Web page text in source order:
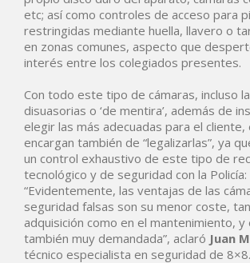
etc; así como controles de acceso para
restringidas mediante huella, llavero o
en zonas comunes, aspecto que
interés entre los colegiados presentes.
Con todo este tipo de cámaras, incluso
disuasorias o ‘de mentira’, además de
elegir las más adecuadas para el cliente,
encargan también de “legalizarlas”, ya
un control exhaustivo de este tipo de
tecnológico y de seguridad con la Policía:
“Evidentemente, las ventajas de las
seguridad falsas son su menor coste,
adquisición como en el mantenimiento, y
también muy demandada”, aclaró Juan
técnico especialista en seguridad de 8×8.